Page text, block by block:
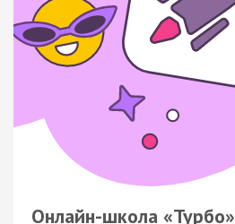
Онлайн-школа «Турбо»